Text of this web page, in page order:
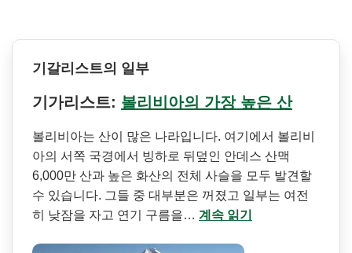
기갈리스트의 일부
기가리스트: 볼리비아의 가장 높은 산
볼리비아는 산이 많은 나라입니다. 여기에서 볼리비
아의 서쪽 국경에서 빙하로 뒤덮인 안데스 산맥
6,000만 산과 높은 화산의 전체 사슬을 모두 발견할
수 있습니다. 그들 중 대부분은 꺼졌고 일부는 여전
히 낮잠을 자고 연기 구름을… 계속 읽기